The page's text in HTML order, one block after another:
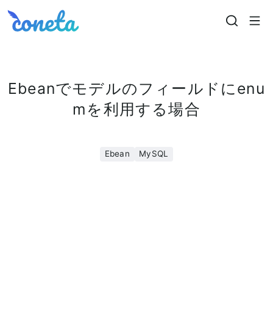
Coneta
Ebeanでモデルのフィールドにenu
mを利用する場合
Ebean MySQL